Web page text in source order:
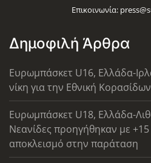
Επικοινωνία:
Δημοφιλή Άρθρα
Ευρωμπάσκετ U16, Ελλάδα-
νίκη για την Εθνική Κορασίδων
Ευρωμπάσκετ U18, Ελλάδα-
Νεανίδες προηγήθηκαν με
αποκλεισμό στην παράταση